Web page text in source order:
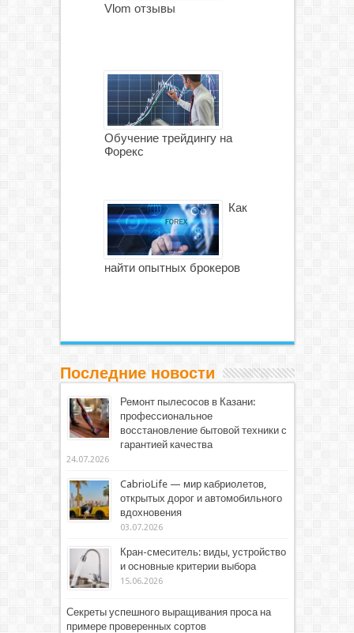
Vlom отзывы
Обучение трейдингу на
Форекс
Как
найти опытных брокеров
Последние новости
Ремонт пылесосов в Казани:
профессиональное
восстановление бытовой техники с
гарантией качества
24.07.2026
CabrioLife — мир кабриолетов,
открытых дорог и автомобильного
вдохновения
03.07.2026
Кран-смеситель: виды, устройство
и основные критерии выбора
15.06.2026
Секреты успешного выращивания проса на
примере проверенных сортов